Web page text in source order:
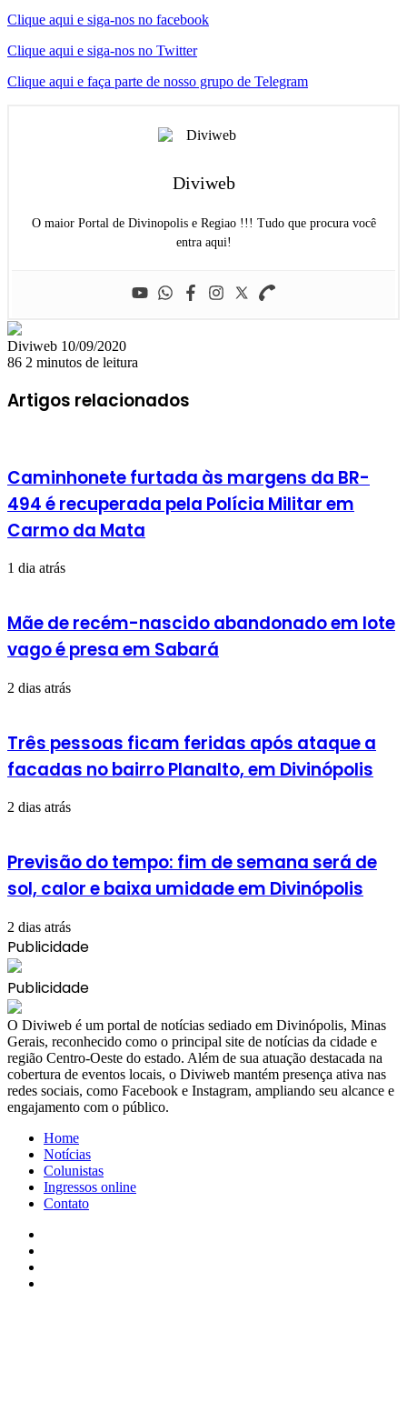
Clique aqui e siga-nos no facebook
Clique aqui e siga-nos no Twitter
Clique aqui e faça parte de nosso grupo de Telegram
Diviweb
O maior Portal de Divinopolis e Regiao !!! Tudo que procura você
entra aqui!
Diviweb Mande
um
mail
10/09/2020
86 2 minutos de leitura
Artigos relacionados
Caminhonete furtada às margens da BR-
494 é recuperada pela Polícia Militar em
Carmo da Mata
1 dia atrás
Mãe de recém-nascido abandonado em lote
vago é presa em Sabará
2 dias atrás
Três pessoas ficam feridas após ataque a
facadas no bairro Planalto, em Divinópolis
2 dias atrás
Previsão do tempo: fim de semana será de
sol, calor e baixa umidade em Divinópolis
2 dias atrás
Publicidade
Publicidade
​O Diviweb é um portal de notícias sediado em Divinópolis, Minas
Gerais, reconhecido como o principal site de notícias da cidade e
região Centro-Oeste do estado. Além de sua atuação destacada na
cobertura de eventos locais, o Diviweb mantém presença ativa nas
redes sociais, como Facebook e Instagram, ampliando seu alcance e
engajamento com o público.
Home
Notícias
Colunistas
Ingressos online
Contato